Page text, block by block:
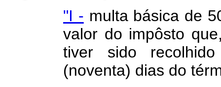
"I - multa básica de
valor do impôsto
tiver sido
(noventa) dias do